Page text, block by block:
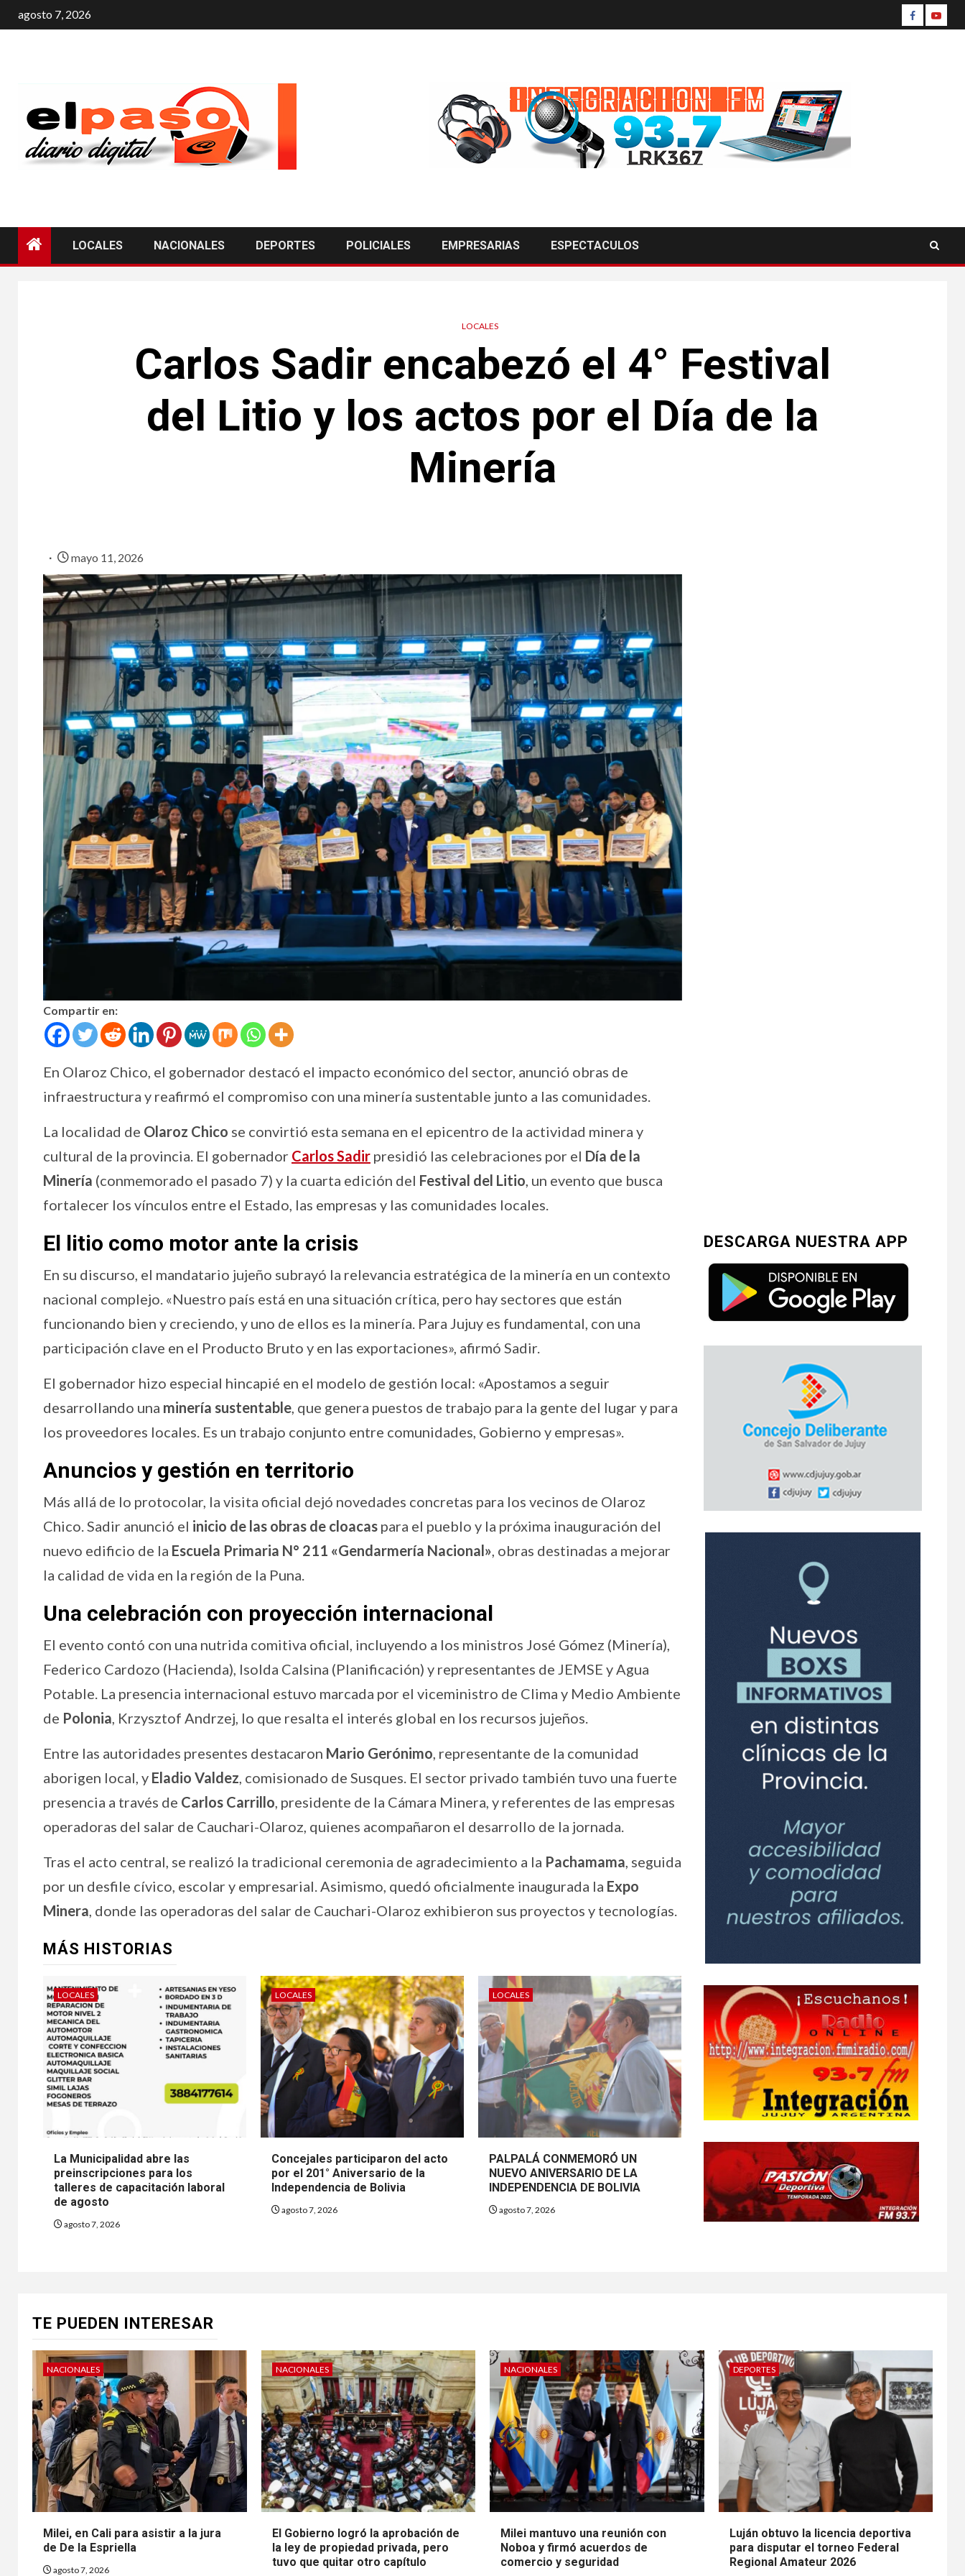
agosto 7, 2026
LOCALES NACIONALES DEPORTES POLICIALES EMPRESARIAS ESPECTACULOS
LOCALES
Carlos Sadir encabezó el 4° Festival
del Litio y los actos por el Día de la
Minería
mayo 11, 2026
Compartir en:
En Olaroz Chico, el gobernador destacó el impacto económico del sector, anunció obras de
infraestructura y reafirmó el compromiso con una minería sustentable junto a las comunidades.
La localidad de Olaroz Chico se convirtió esta semana en el epicentro de la actividad minera y
cultural de la provincia. El gobernador Carlos Sadir presidió las celebraciones por el Día de la
Minería (conmemorado el pasado 7) y la cuarta edición del Festival del Litio, un evento que busca
fortalecer los vínculos entre el Estado, las empresas y las comunidades locales.
El litio como motor ante la crisis
En su discurso, el mandatario jujeño subrayó la relevancia estratégica de la minería en un contexto
nacional complejo. «Nuestro país está en una situación crítica, pero hay sectores que están
funcionando bien y creciendo, y uno de ellos es la minería. Para Jujuy es fundamental, con una
participación clave en el Producto Bruto y en las exportaciones», afirmó Sadir.
El gobernador hizo especial hincapié en el modelo de gestión local: «Apostamos a seguir
desarrollando una minería sustentable, que genera puestos de trabajo para la gente del lugar y para
los proveedores locales. Es un trabajo conjunto entre comunidades, Gobierno y empresas».
Anuncios y gestión en territorio
Más allá de lo protocolar, la visita oficial dejó novedades concretas para los vecinos de Olaroz
Chico. Sadir anunció el inicio de las obras de cloacas para el pueblo y la próxima inauguración del
nuevo edificio de la Escuela Primaria N° 211 «Gendarmería Nacional», obras destinadas a mejorar
la calidad de vida en la región de la Puna.
Una celebración con proyección internacional
El evento contó con una nutrida comitiva oficial, incluyendo a los ministros José Gómez (Minería),
Federico Cardozo (Hacienda), Isolda Calsina (Planificación) y representantes de JEMSE y Agua
Potable. La presencia internacional estuvo marcada por el viceministro de Clima y Medio Ambiente
de Polonia, Krzysztof Andrzej, lo que resalta el interés global en los recursos jujeños.
Entre las autoridades presentes destacaron Mario Gerónimo, representante de la comunidad
aborigen local, y Eladio Valdez, comisionado de Susques. El sector privado también tuvo una fuerte
presencia a través de Carlos Carrillo, presidente de la Cámara Minera, y referentes de las empresas
operadoras del salar de Cauchari-Olaroz, quienes acompañaron el desarrollo de la jornada.
Tras el acto central, se realizó la tradicional ceremonia de agradecimiento a la Pachamama, seguida
por un desfile cívico, escolar y empresarial. Asimismo, quedó oficialmente inaugurada la Expo
Minera, donde las operadoras del salar de Cauchari-Olaroz exhibieron sus proyectos y tecnologías.
MÁS HISTORIAS
LOCALES
La Municipalidad abre las
preinscripciones para los
talleres de capacitación laboral
de agosto
agosto 7, 2026
LOCALES
Concejales participaron del acto
por el 201° Aniversario de la
Independencia de Bolivia
agosto 7, 2026
LOCALES
PALPALÁ CONMEMORÓ UN
NUEVO ANIVERSARIO DE LA
INDEPENDENCIA DE BOLIVIA
agosto 7, 2026
DESCARGA NUESTRA APP
TE PUEDEN INTERESAR
NACIONALES
Milei, en Cali para asistir a la jura
de De la Espriella
agosto 7, 2026
NACIONALES
El Gobierno logró la aprobación de
la ley de propiedad privada, pero
tuvo que quitar otro capítulo
NACIONALES
Milei mantuvo una reunión con
Noboa y firmó acuerdos de
comercio y seguridad
DEPORTES
Luján obtuvo la licencia deportiva
para disputar el torneo Federal
Regional Amateur 2026